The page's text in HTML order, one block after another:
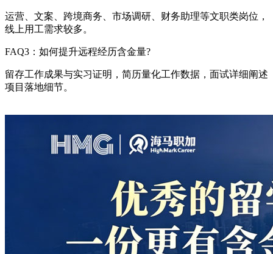
运营、文案、跨境商务、市场调研、财务助理等文职类岗位，
线上用工需求较多。
FAQ3：如何提升远程经历含金量?
留存工作成果与实习证明，简历量化工作数据，面试详细阐述
项目落地细节。